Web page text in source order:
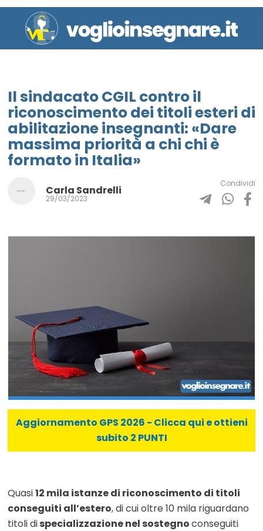
Il sindacato CGIL contro il
riconoscimento dei titoli esteri di
abilitazione insegnanti: «Dare
massima priorità a chi chi è
formato in Italia»
Carla Sandrelli
29/03/2023
Condividi
Aggiornamento GPS 2026 - Clicca qui e ottieni
subito 2 PUNTI
Quasi12 mila istanze di riconoscimento di titoli
conseguiti all’estero, di cui oltre 10 mila riguardano
titoli dispecializzazione nel sostegnoconseguiti